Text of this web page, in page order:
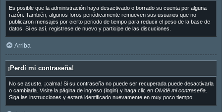
Es posible que la administración haya desactivado o borrado su cuenta por alguna
razón. También, algunos foros periódicamente remueven sus usuarios que no
publicaron mensajes por cierto periodo de tiempo para reducir el peso de la base de
datos. Si es así, registrese de nuevo y participe de las discuciones.
Arriba
¡Perdí mi contraseña!
No se asuste, ¡calma! Si su contraseña no puede ser recuperada puede desactivarla
o cambiarla. Visite la página de ingreso (login) y haga clic en Olvidé mi contraseña.
Siga las instrucciones y estará identificado nuevamente en muy poco tiempo.